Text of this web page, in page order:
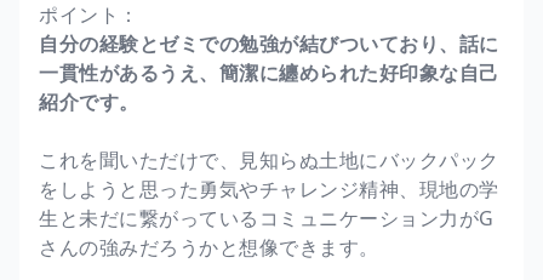
ポイント：
自分の経験とゼミでの勉強が結びついており、話に
一貫性があるうえ、簡潔に纏められた好印象な自己
紹介です。
これを聞いただけで、見知らぬ土地にバックパック
をしようと思った勇気やチャレンジ精神、現地の学
生と未だに繋がっているコミュニケーション力がG
さんの強みだろうかと想像できます。